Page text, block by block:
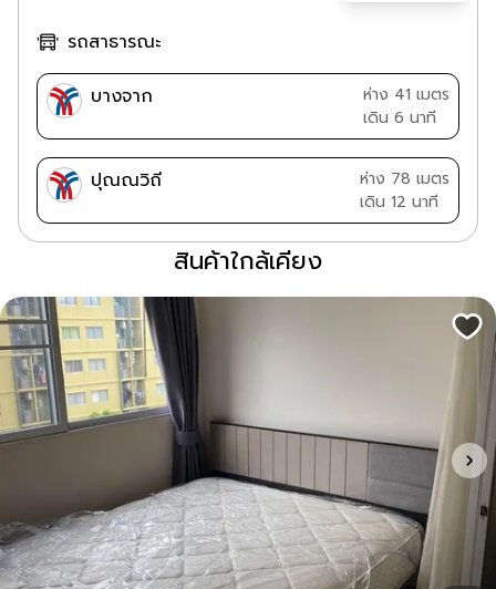
รถสาธารณะ
บางจาก
ห่าง 41 เมตร
เดิน 6 นาที
ปุณณวิถี
ห่าง 78 เมตร
เดิน 12 นาที
สินค้าใกล้เคียง